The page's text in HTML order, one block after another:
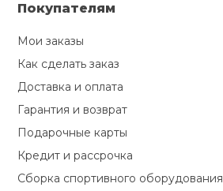
Покупателям
Мои заказы
Как сделать заказ
Доставка и оплата
Гарантия и возврат
Подарочные карты
Кредит и рассрочка
Сборка спортивного оборудования